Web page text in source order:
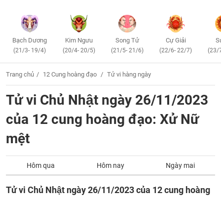
Bạch Dương
(21/3- 19/4)
Kim Ngưu
(20/4- 20/5)
Song Tử
(21/5- 21/6)
Cự Giải
(22/6- 22/7) (23/
Trang chủ 12 Cung hoàng đạo Tử vi hàng ngày
Tử vi Chủ Nhật ngày 26/11/2023
của 12 cung hoàng đạo: Xử Nữ
mệt
Hôm qua Hôm nay Ngày mai
Tử vi Chủ Nhật ngày 26/11/2023 của 12 cung hoàng